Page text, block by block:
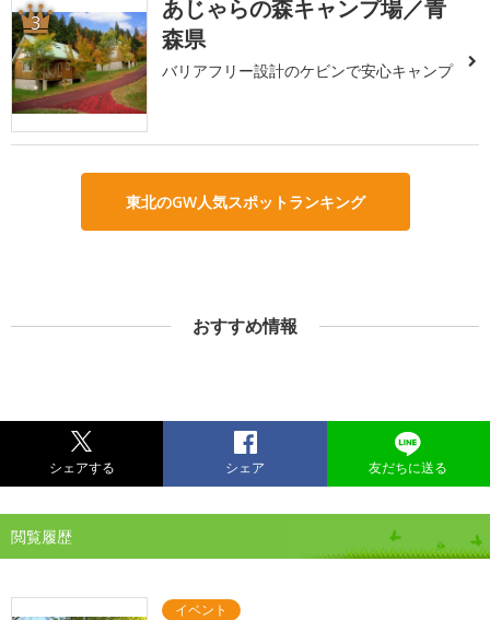
3
あじゃらの森キャンプ場／青
森県
バリアフリー設計のケビンで安心キャンプ
東北のGW人気スポットランキング
おすすめ情報
シェアする シェア 友だちに送る
閲覧履歴